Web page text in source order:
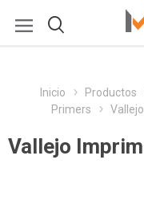
Inicio Productos
Primers
Vallejo